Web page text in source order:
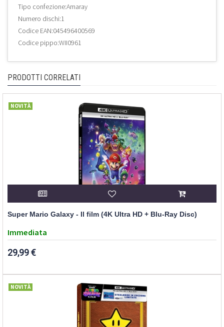
Tipo confezione:Amaray
Numero dischi:1
Codice EAN:045496400569
Codice pippo:WII0961
PRODOTTI CORRELATI
NOVITÀ
Super Mario Galaxy - Il film (4K Ultra HD + Blu-Ray Disc)
Immediata
29,99 €
NOVITÀ